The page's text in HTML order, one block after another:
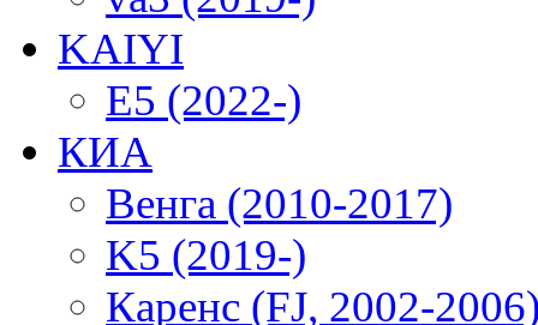
KAIYI
E5 (2022-)
КИА
Венга (2010-2017)
K5 (2019-)
Каренс (FJ, 2002-